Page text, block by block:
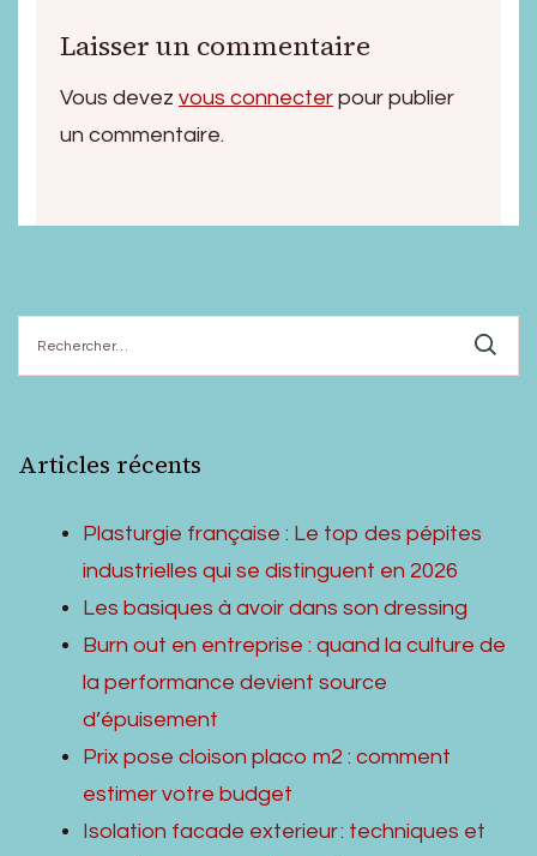
Laisser un commentaire
Vous devez vous connecter pour publier
un commentaire.
Articles récents
Plasturgie française : Le top des pépites
industrielles qui se distinguent en 2026
Les basiques à avoir dans son dressing
Burn out en entreprise : quand la culture de
la performance devient source
d’épuisement
Prix pose cloison placo m2 : comment
estimer votre budget
Isolation facade exterieur : techniques et